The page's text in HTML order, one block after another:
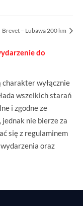
Brevet – Lubawa 200 km
do
charakter wyłącznie
wszelkich starań
i zgodne ze
nie bierze za
się z regulaminem
oraz